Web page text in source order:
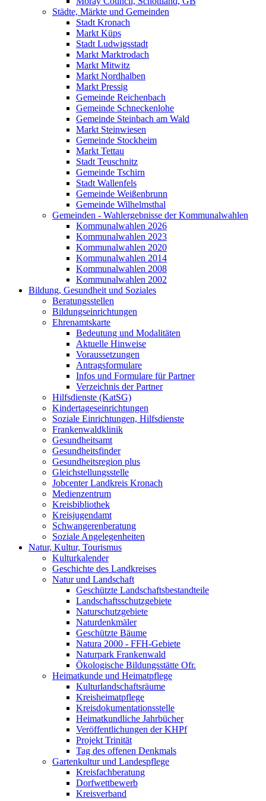
Städte, Märkte und Gemeinden
Stadt Kronach
Markt Küps
Stadt Ludwigsstadt
Markt Marktrodach
Markt Mitwitz
Markt Nordhalben
Markt Pressig
Gemeinde Reichenbach
Gemeinde Schneckenlohe
Gemeinde Steinbach am Wald
Markt Steinwiesen
Gemeinde Stockheim
Markt Tettau
Stadt Teuschnitz
Gemeinde Tschirn
Stadt Wallenfels
Gemeinde Weißenbrunn
Gemeinde Wilhelmsthal
Gemeinden - Wahlergebnisse der Kommunalwahlen
Kommunalwahlen 2026
Kommunalwahlen 2023
Kommunalwahlen 2020
Kommunalwahlen 2014
Kommunalwahlen 2008
Kommunalwahlen 2002
Bildung, Gesundheit und Soziales
Beratungsstellen
Bildungseinrichtungen
Ehrenamtskarte
Bedeutung und Modalitäten
Aktuelle Hinweise
Voraussetzungen
Antragsformulare
Infos und Formulare für Partner
Verzeichnis der Partner
Hilfsdienste (KatSG)
Kindertageseinrichtungen
Soziale Einrichtungen, Hilfsdienste
Frankenwaldklinik
Gesundheitsamt
Gesundheitsfinder
Gesundheitsregion plus
Gleichstellungsstelle
Jobcenter Landkreis Kronach
Medienzentrum
Kreisbibliothek
Kreisjugendamt
Schwangerenberatung
Soziale Angelegenheiten
Natur, Kultur, Tourismus
Kulturkalender
Geschichte des Landkreises
Natur und Landschaft
Geschützte Landschaftsbestandteile
Landschaftsschutzgebiete
Naturschutzgebiete
Naturdenkmäler
Geschützte Bäume
Natura 2000 - FFH-Gebiete
Naturpark Frankenwald
Ökologische Bildungsstätte Ofr.
Heimatkunde und Heimatpflege
Kulturlandschaftsräume
Kreisheimatpflege
Kreisdokumentationsstelle
Heimatkundliche Jahrbücher
Veröffentlichungen der KHPf
Projekt Trinität
Tag des offenen Denkmals
Gartenkultur und Landespflege
Kreisfachberatung
Dorfwettbewerb
Kreisverband